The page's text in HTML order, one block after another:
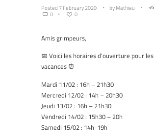
Posted 7 February 2020 byMathieu
0
0
Amis grimpeurs,
📅 Voici les horaires d’ouverture pour les
vacances ⏰
Mardi 11/02 : 16h – 21h30
Mercredi 12/02 : 14h – 20h30
Jeudi 13/02 : 16h – 21h30
Vendredi 14/02 : 15h30 – 20h
Samedi 15/02 : 14h-19h